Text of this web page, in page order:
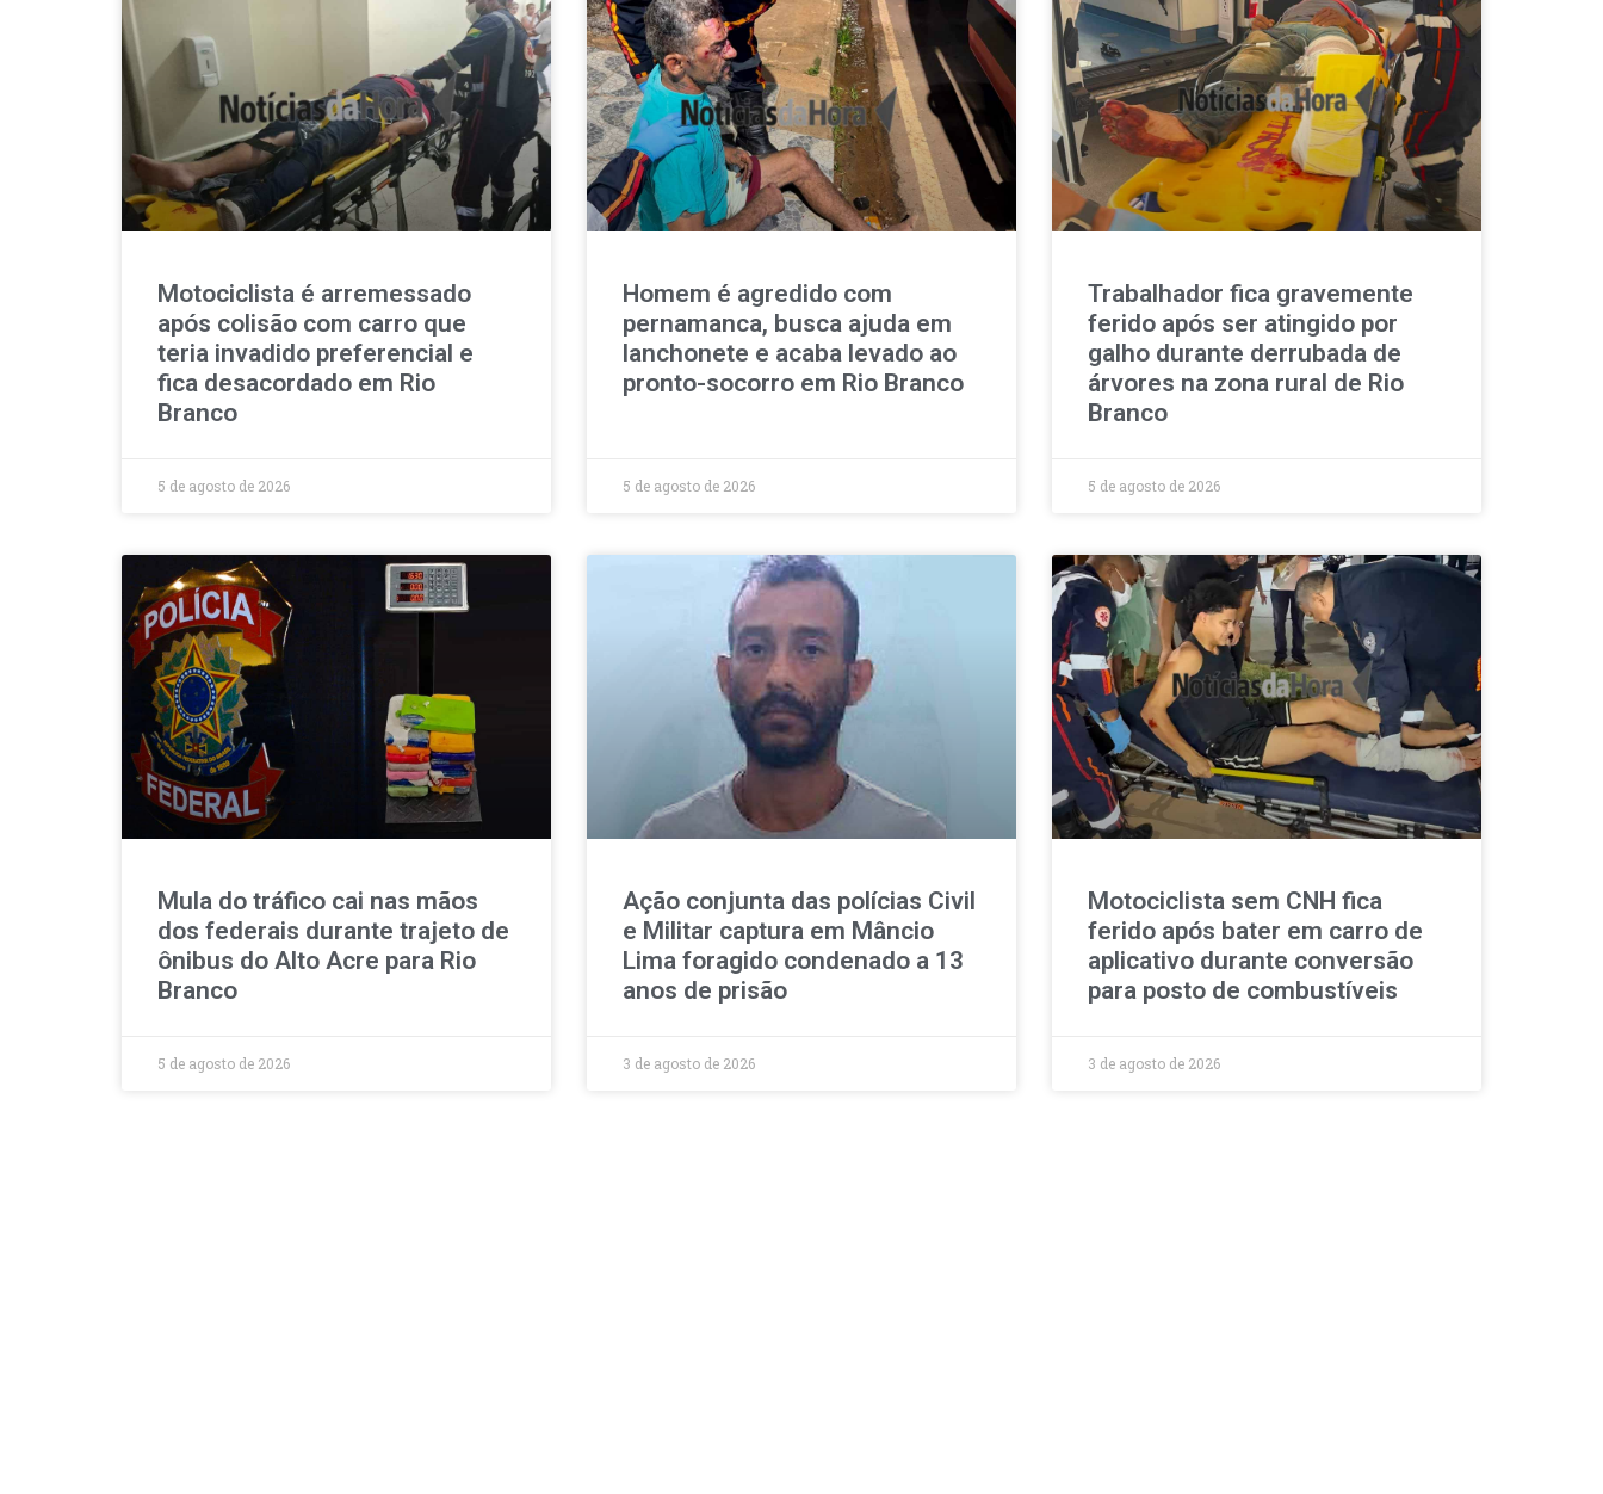
Motociclista é arremessado
após colisão com carro que
teria invadido preferencial e
fica desacordado em Rio
Branco
5 de agosto de 2026
Homem é agredido com
pernamanca, busca ajuda em
lanchonete e acaba levado ao
pronto-socorro em Rio Branco
5 de agosto de 2026
Trabalhador fica gravemente
ferido após ser atingido por
galho durante derrubada de
árvores na zona rural de Rio
Branco
5 de agosto de 2026
Mula do tráfico cai nas mãos
dos federais durante trajeto de
ônibus do Alto Acre para Rio
Branco
5 de agosto de 2026
Ação conjunta das polícias Civil
e Militar captura em Mâncio
Lima foragido condenado a 13
anos de prisão
3 de agosto de 2026
Motociclista sem CNH fica
ferido após bater em carro de
aplicativo durante conversão
para posto de combustíveis
3 de agosto de 2026